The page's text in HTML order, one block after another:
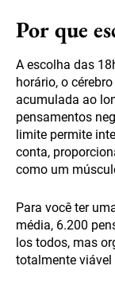
Por que
A escolha das
horário, o
acumulada ao
pensamentos
limite permite
conta,
como um
Para você ter
média, 6.200
los todos, mas
totalmente viável